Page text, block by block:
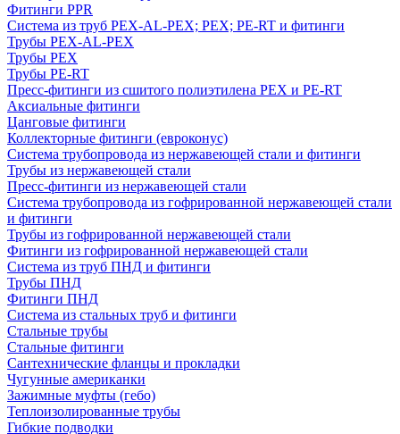
Фитинги PPR
Система из труб PEX-AL-PEX; PEX; PE-RT и фитинги
Трубы PEX-AL-PEX
Трубы PEX
Трубы PE-RT
Пресс-фитинги из сшитого полиэтилена PEX и PE-RT
Аксиальные фитинги
Цанговые фитинги
Коллекторные фитинги (евроконус)
Система трубопровода из нержавеющей стали и фитинги
Трубы из нержавеющей стали
Пресс-фитинги из нержавеющей стали
Система трубопровода из гофрированной нержавеющей стали
и фитинги
Трубы из гофрированной нержавеющей стали
Фитинги из гофрированной нержавеющей стали
Система из труб ПНД и фитинги
Трубы ПНД
Фитинги ПНД
Система из стальных труб и фитинги
Стальные трубы
Стальные фитинги
Сантехнические фланцы и прокладки
Чугунные американки
Зажимные муфты (гебо)
Теплоизолированные трубы
Гибкие подводки